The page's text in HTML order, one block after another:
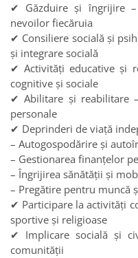
✔ Găzduire și îngrijire
nevoilor fiecăruia
✔ Consiliere socială și
și integrare socială
✔ Activități educative și
cognitive și sociale
✔ Abilitare și reabilitare
personale
✔ Deprinderi de viață
– Autogospodărire și
– Gestionarea finanțelor
– Îngrijirea sănătății și
– Pregătire pentru muncă
✔ Participare la activități
sportive și religioase
✔ Implicare socială și
comunității